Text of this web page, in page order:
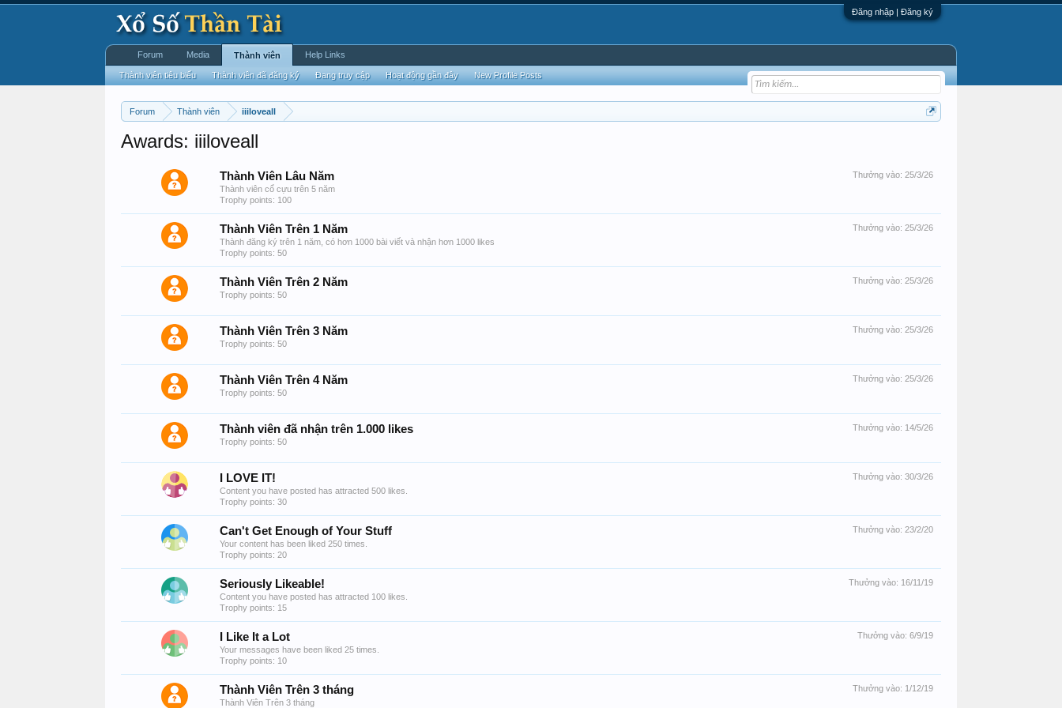
Đăng nhập | Đăng ký
Forum Thành viên iiiloveall
Awards: iiiloveall
Thưởng vào: 25/3/26
Thành Viên Lâu Năm
Thành viên cổ cựu trên 5 năm
Trophy points: 100
Thưởng vào: 25/3/26
Thành Viên Trên 1 Năm
Thành đăng ký trên 1 năm, có hơn 1000 bài viết và nhận hơn 1000 likes
Trophy points: 50
Thưởng vào: 25/3/26
Thành Viên Trên 2 Năm
Trophy points: 50
Thưởng vào: 25/3/26
Thành Viên Trên 3 Năm
Trophy points: 50
Thưởng vào: 25/3/26
Thành Viên Trên 4 Năm
Trophy points: 50
Thưởng vào: 14/5/26
Thành viên đã nhận trên 1.000 likes
Trophy points: 50
Thưởng vào: 30/3/26
I LOVE IT!
Content you have posted has attracted 500 likes.
Trophy points: 30
Thưởng vào: 23/2/20
Can't Get Enough of Your Stuff
Your content has been liked 250 times.
Trophy points: 20
Thưởng vào: 16/11/19
Seriously Likeable!
Content you have posted has attracted 100 likes.
Trophy points: 15
Thưởng vào: 6/9/19
I Like It a Lot
Your messages have been liked 25 times.
Trophy points: 10
Thưởng vào: 1/12/19
Thành Viên Trên 3 tháng
Thành Viên Trên 3 tháng
Forum Media Thành viên
Thành viên tiêu biểu Thành viên đã đăng ký Đang truy cập Hoạt động gần đây New Profile Posts
Help Links